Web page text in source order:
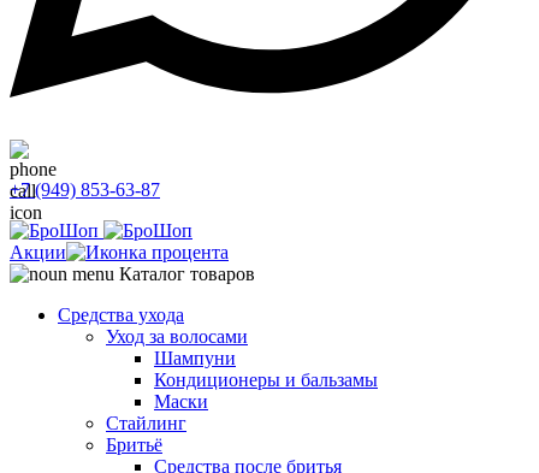
+7 (949) 853-63-87
Акции
Каталог товаров
Средства ухода
Уход за волосами
Шампуни
Кондиционеры и бальзамы
Маски
Стайлинг
Бритьё
Средства после бритья